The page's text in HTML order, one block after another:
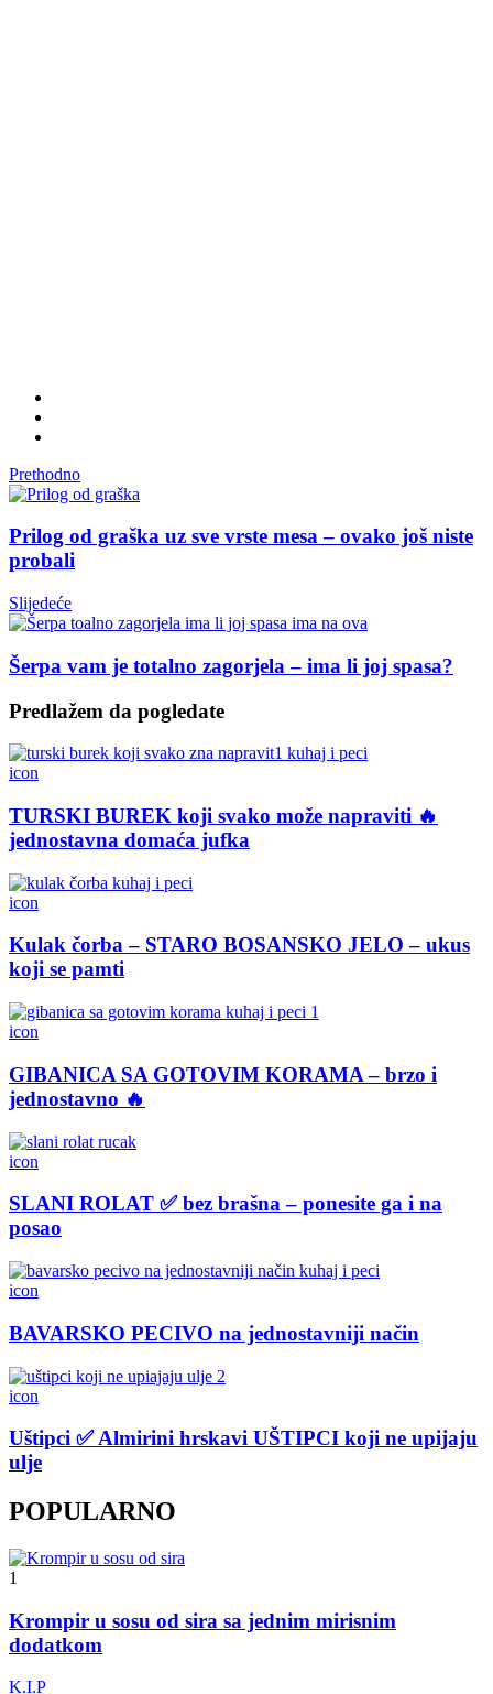
Prethodno
Prilog od graška uz sve vrste mesa – ovako još niste
probali
Slijedeće
Šerpa vam je totalno zagorjela – ima li joj spasa?
Predlažem da pogledate
icon
TURSKI BUREK koji svako može napraviti 🔥
jednostavna domaća jufka
icon
Kulak čorba – STARO BOSANSKO JELO – ukus
koji se pamti
icon
GIBANICA SA GOTOVIM KORAMA – brzo i
jednostavno 🔥
icon
SLANI ROLAT ✅ bez brašna – ponesite ga i na
posao
icon
BAVARSKO PECIVO na jednostavniji način
icon
Uštipci ✅ Almirini hrskavi UŠTIPCI koji ne upijaju
ulje
POPULARNO
1
Krompir u sosu od sira sa jednim mirisnim
dodatkom
K.I.P